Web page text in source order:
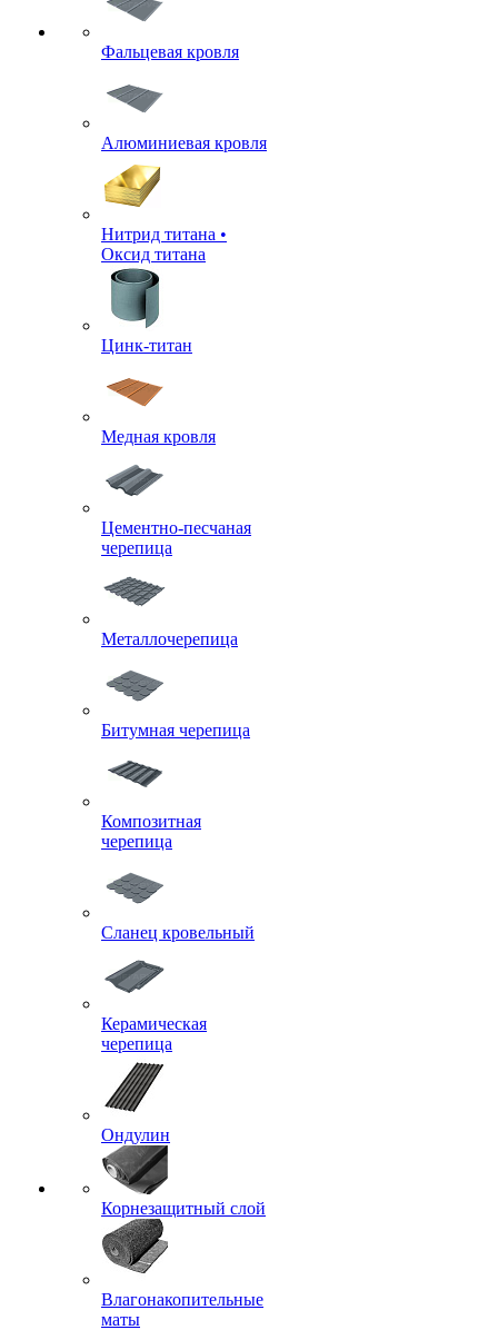
Фальцевая кровля
Алюминиевая кровля
Нитрид титана •
Оксид титана
Цинк-титан
Медная кровля
Цементно-песчаная
черепица
Металлочерепица
Битумная черепица
Композитная
черепица
Сланец кровельный
Керамическая
черепица
Ондулин
Корнезащитный слой
Влагонакопительные
маты